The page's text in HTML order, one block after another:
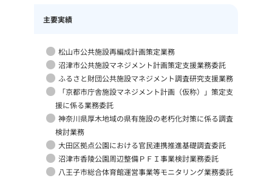
主要実績
松山市公共施設再編成計画策定業務
沼津市公共施設マネジメント計画策定支援業務委託
ふるさと財団公共施設マネジメント調査研究支援業務
「京都市庁舎施設マネジメント計画（仮称）」策定支
援に係る業務委託
神奈川県厚木地域の県有施設の老朽化対策に係る調査
検討業務
大田区拠点公園における官民連携推進基礎調査委託
沼津市香陵公園周辺整備ＰＦＩ事業検討業務委託
八王子市総合体育館運営事業等モニタリング業務委託